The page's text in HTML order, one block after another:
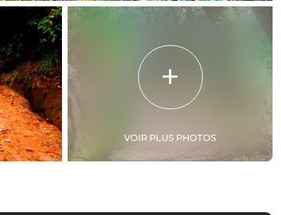
VOIR PLUS PHOTOS